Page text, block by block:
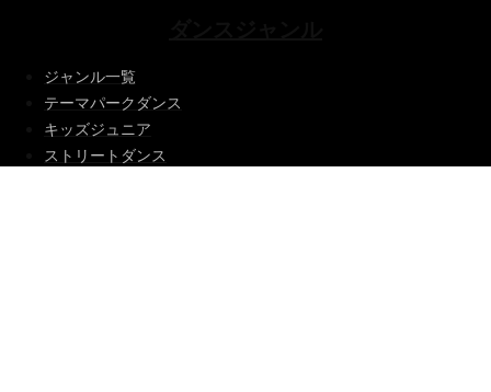
ジャンル一覧
テーマパークダンス
キッズジュニア
ストリートダンス